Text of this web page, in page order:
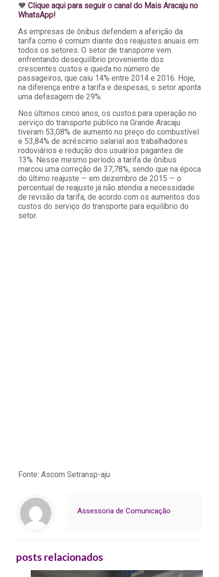
♥️ Clique aqui para seguir o canal do Mais Aracaju no
WhatsApp!
As empresas de ônibus defendem a aferição da
tarifa como é comum diante dos reajustes anuais em
todos os setores. O setor de transporre vem
enfrentando desequilíbrio proveniente dos
crescentes custos e queda no número de
passageiros, que caiu 14% entre 2014 e 2016. Hoje,
na diferença entre a tarifa e despesas, o setor aponta
uma defasagem de 29%.
Nos últimos cinco anos, os custos para operação no
serviço do transporte público na Grande Aracaju
tiveram 53,08% de aumento no preço do combustível
e 53,84% de acréscimo salarial aos trabalhadores
rodoviários e redução dos usuários pagantes de
13%. Nesse mesmo período a tarifa de ônibus
marcou uma correção de 37,78%, sendo que na época
do último reajuste — em dezembro de 2015 — o
percentual de reajuste já não atendia a necessidade
de revisão da tarifa, de acordo com os aumentos dos
custos do serviço do transporte para equilíbrio do
setor.
Fonte: Ascom Setransp-aju
Assessoria de Comunicação
posts relacionados